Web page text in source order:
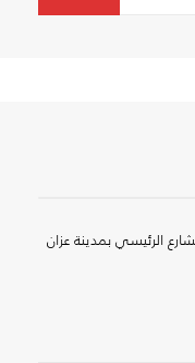
الرئيسي بمدينة عزان